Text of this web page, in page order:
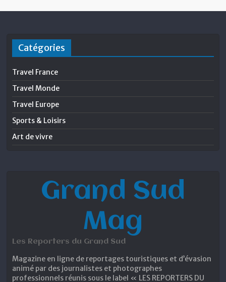
Catégories
Travel France
Travel Monde
Travel Europe
Sports & Loisirs
Art de vivre
Grand Sud
Mag
Les Reporters du Grand Sud
Magazine en ligne de reportages touristiques et d’évasion
animé par des journalistes et photographes
professionnels réunis sous le label « LES REPORTERS DU